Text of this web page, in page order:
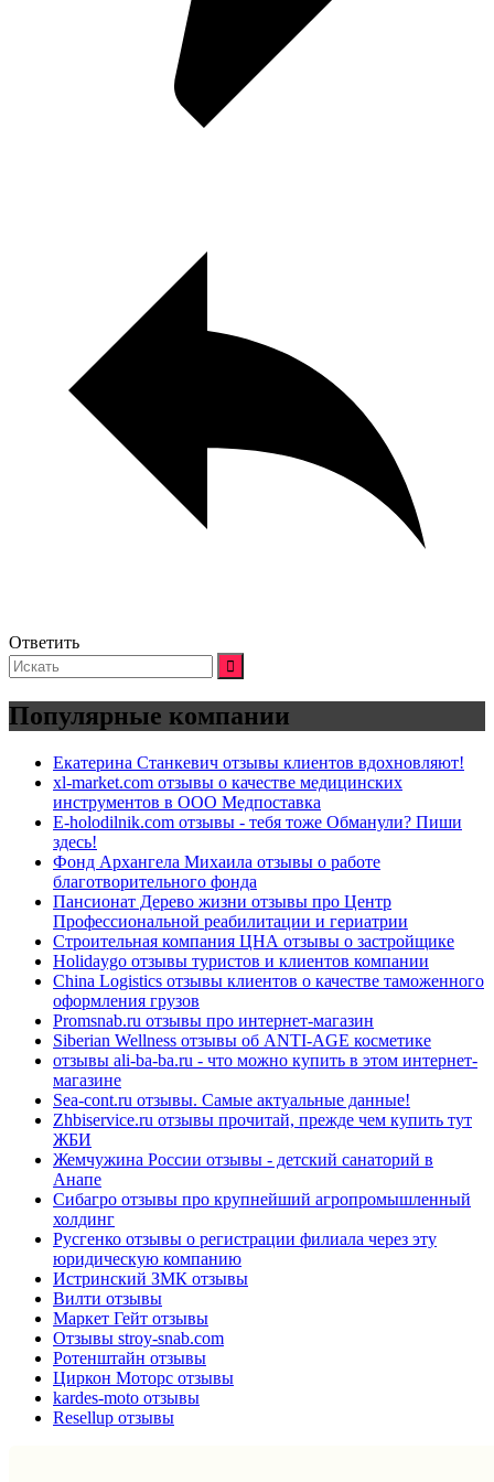
Ответить
Искать:
Популярные компании
Екатерина Станкевич отзывы клиентов вдохновляют!
xl-market.com отзывы о качестве медицинских
инструментов в ООО Медпоставка
E-holodilnik.com отзывы - тебя тоже Обманули? Пиши
здесь!
Фонд Архангела Михаила отзывы о работе
благотворительного фонда
Пансионат Дерево жизни отзывы про Центр
Профессиональной реабилитации и гериатрии
Строительная компания ЦНА отзывы о застройщике
Holidaygo отзывы туристов и клиентов компании
China Logistics отзывы клиентов о качестве таможенного
оформления грузов
Promsnab.ru отзывы про интернет-магазин
Siberian Wellness отзывы об ANTI-AGE косметике
отзывы ali-ba-ba.ru - что можно купить в этом интернет-
магазине
Sea-cont.ru отзывы. Самые актуальные данные!
Zhbiservice.ru отзывы прочитай, прежде чем купить тут
ЖБИ
Жемчужина России отзывы - детский санаторий в
Анапе
Сибагро отзывы про крупнейший агропромышленный
холдинг
Русгенко отзывы о регистрации филиала через эту
юридическую компанию
Истринский ЗМК отзывы
Вилти отзывы
Маркет Гейт отзывы
Отзывы stroy-snab.com
Ротенштайн отзывы
Циркон Моторс отзывы
kardes-moto отзывы
Resellup отзывы